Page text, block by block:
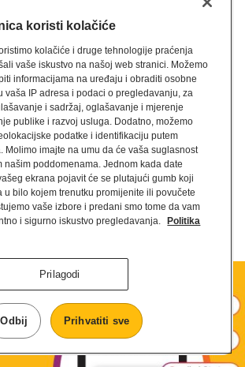
obratiti u vezi s pitanjem, zahtjevom (uključujući
ili zahtjevom za korištenjem prava na pristup,
obrade osobnih podataka, kao i prava na
obradu i prava na prenosivost podataka) ili
osobne podatke, to možete učiniti na:
zaštitu podataka : privatnost@hr.mcd.com
- mcd@hr.mcd.com
poslati na hr-info@hr.mcd.com, a u slučaju
obratite nam se
koristi kolačiće
kolačiće i druge tehnologije praćenja
vaše iskustvo na našoj web stranici. Možemo
informacijama na uređaju i obraditi osobne
vaša IP adresa i podaci o pregledavanju, za
i sadržaj, oglašavanje i mjerenje
publike i razvoj usluga. Dodatno, možemo
podatke i identifikaciju putem
Molimo imajte na umu da će vaša suglasnost
našim poddomenama. Jednom kada date
ekrana pojavit će se plutajući gumb koji
u bilo kojem trenutku promijenite ili povučete
vaše izbore i predani smo tome da vam
i sigurno iskustvo pregledavanja.
Politika
Prilagodi
Odbij Prihvatiti sve